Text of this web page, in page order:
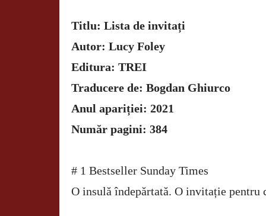
Titlu: Lista de invitați
Autor: Lucy Foley
Editura: TREI
Traducere de: Bogdan Ghiurco
Anul apariției: 2021
Număr pagini: 384
# 1 Bestseller Sunday Times
O insulă îndepărtată. O invitație